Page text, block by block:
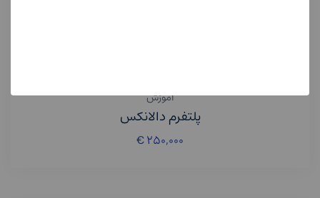
آموزش
پلتفرم دالانکس
€۲۵۰,۰۰۰